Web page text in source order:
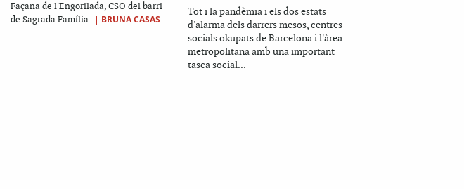
Façana de l'Engorilada, CSO del barri
de Sagrada Família
| BRUNA CASAS
Tot i la pandèmia i els dos estats
d'alarma dels darrers mesos, centres
socials okupats de Barcelona i l'àrea
metropolitana amb una important
tasca social...